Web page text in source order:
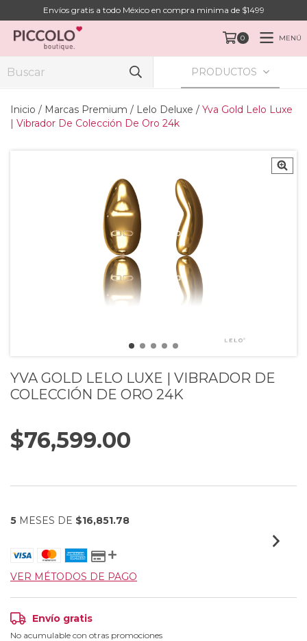
Envíos gratis a todo México en compra minima de $1499
0 MENÚ
PRODUCTOS
Inicio / Marcas Premium / Lelo Deluxe / Yva Gold Lelo Luxe
| Vibrador De Colección De Oro 24k
YVA GOLD LELO LUXE | VIBRADOR DE
COLECCIÓN DE ORO 24K
$76,599.00
5 MESES DE $16,851.78
VER MÉTODOS DE PAGO
Envío gratis
No acumulable con otras promociones